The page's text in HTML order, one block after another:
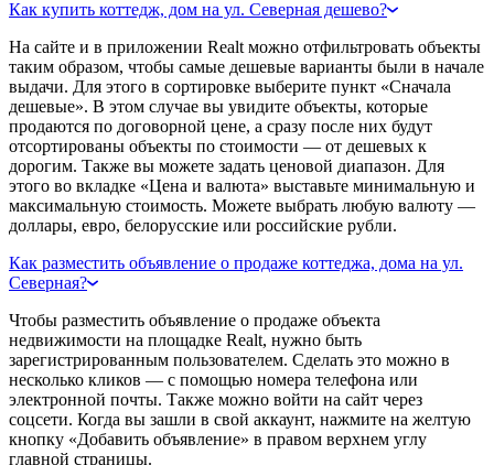
Как купить коттедж, дом на ул. Северная дешево?
На сайте и в приложении Realt можно отфильтровать объекты
таким образом, чтобы самые дешевые варианты были в начале
выдачи. Для этого в сортировке выберите пункт «Сначала
дешевые». В этом случае вы увидите объекты, которые
продаются по договорной цене, а сразу после них будут
отсортированы объекты по стоимости — от дешевых к
дорогим. Также вы можете задать ценовой диапазон. Для
этого во вкладке «Цена и валюта» выставьте минимальную и
максимальную стоимость. Можете выбрать любую валюту —
доллары, евро, белорусские или российские рубли.
Как разместить объявление о продаже коттеджа, дома на ул.
Северная?
Чтобы разместить объявление о продаже объекта
недвижимости на площадке Realt, нужно быть
зарегистрированным пользователем. Сделать это можно в
несколько кликов — с помощью номера телефона или
электронной почты. Также можно войти на сайт через
соцсети. Когда вы зашли в свой аккаунт, нажмите на желтую
кнопку «Добавить объявление» в правом верхнем углу
главной страницы.